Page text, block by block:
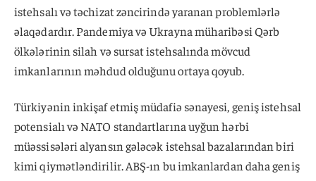
istehsalı və təchizat zəncirində yaranan problemlərlə
əlaqədardır. Pandemiya və Ukrayna müharibəsi Qərb
ölkələrinin silah və sursat istehsalında mövcud
imkanlarının məhdud olduğunu ortaya qoyub.
Türkiyənin inkişaf etmiş müdafiə sənayesi, geniş istehsal
potensialı və NATO standartlarına uyğun hərbi
müəssisələri alyansın gələcək istehsal bazalarından biri
kimi qiymətləndirilir. ABŞ-ın bu imkanlardan daha geniş